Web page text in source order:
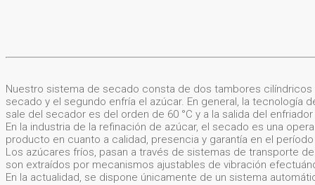
Nuestro sistema de secado consta de dos tambores
secado y el segundo enfría el azúcar. En general, la
sale del secador es del orden de 60 °C y a la salida del enfriador
En la industria de la refinación de azúcar, el secado es una
producto en cuanto a calidad, presencia y garantía en el
Los azúcares fríos, pasan a través de sistemas de transporte
son extraídos por mecanismos ajustables de vibración
En la actualidad, se dispone únicamente de un sistema